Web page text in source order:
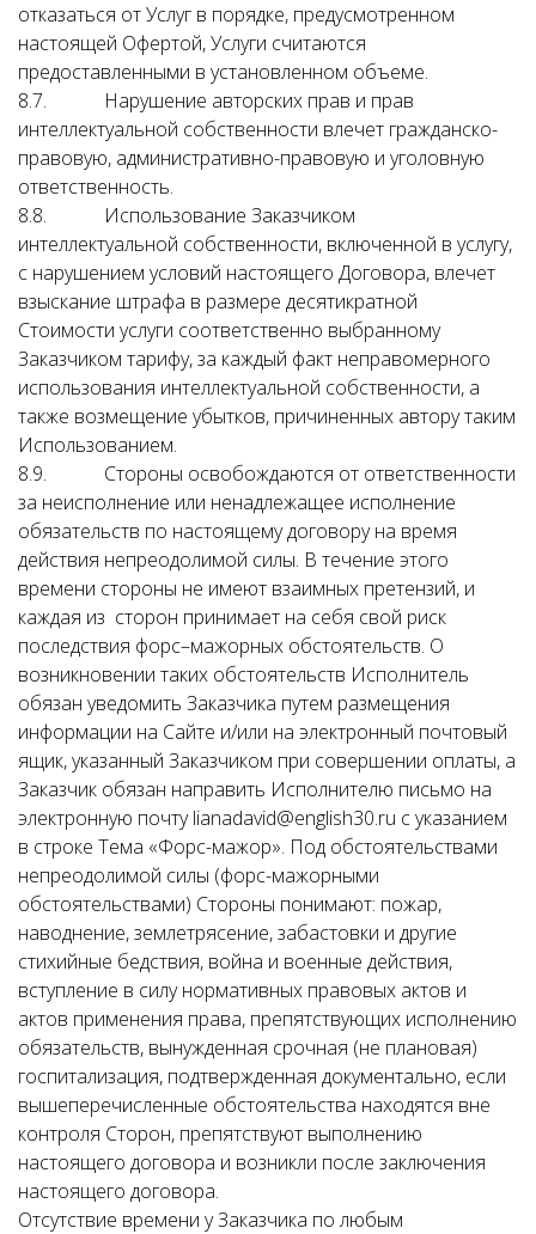
отказаться от Услуг в порядке, предусмотренном
настоящей Офертой, Услуги считаются
предоставленными в установленном объеме.
8.7. Нарушение авторских прав и прав
интеллектуальной собственности влечет гражданско-
правовую, административно-правовую и уголовную
ответственность.
8.8. Использование Заказчиком
интеллектуальной собственности, включенной в услугу,
с нарушением условий настоящего Договора, влечет
взыскание штрафа в размере десятикратной
Стоимости услуги соответственно выбранному
Заказчиком тарифу, за каждый факт неправомерного
использования интеллектуальной собственности, а
также возмещение убытков, причиненных автору таким
Использованием.
8.9. Стороны освобождаются от ответственности
за неисполнение или ненадлежащее исполнение
обязательств по настоящему договору на время
действия непреодолимой силы. В течение этого
времени стороны не имеют взаимных претензий, и
каждая из сторон принимает на себя свой риск
последствия форс–мажорных обстоятельств. О
возникновении таких обстоятельств Исполнитель
обязан уведомить Заказчика путем размещения
информации на Сайте и/или на электронный почтовый
ящик, указанный Заказчиком при совершении оплаты, а
Заказчик обязан направить Исполнителю письмо на
электронную почту lianadavid@english30.ru с указанием
в строке Тема «Форс-мажор». Под обстоятельствами
непреодолимой силы (форс-мажорными
обстоятельствами) Стороны понимают: пожар,
наводнение, землетрясение, забастовки и другие
стихийные бедствия, война и военные действия,
вступление в силу нормативных правовых актов и
актов применения права, препятствующих исполнению
обязательств, вынужденная срочная (не плановая)
госпитализация, подтвержденная документально, если
вышеперечисленные обстоятельства находятся вне
контроля Сторон, препятствуют выполнению
настоящего договора и возникли после заключения
настоящего договора.
Отсутствие времени у Заказчика по любым